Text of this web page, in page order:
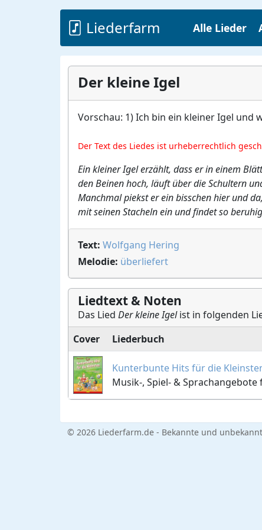
Liederfarm Alle Lieder
Der kleine Igel
Vorschau: 1) Ich bin ein kleiner Igel und
Der Text des Liedes ist urheberrechtlich
Ein kleiner Igel erzählt, dass er in einem
den Beinen hoch, läuft über die Schultern
Manchmal piekst er ein bisschen hier und
mit seinen Stacheln ein und findet so
Text: Wolfgang Hering
Melodie: überliefert
Liedtext & Noten
Das Lied Der kleine Igelist in folgenden
Cover
Liederbuch
Kunterbunte Hits für die
Musik-, Spiel- & Sprachangebote
© 2026 Liederfarm.de - Bekannte und